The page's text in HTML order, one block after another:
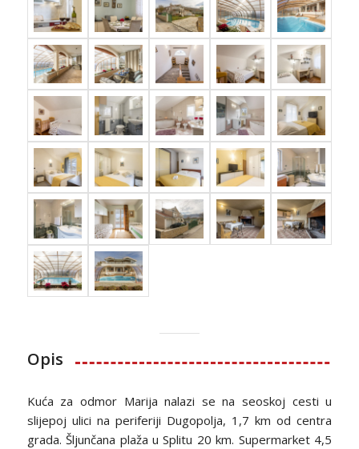
Opis
Kuća za odmor Marija nalazi se na seoskoj cesti u
slijepoj ulici na periferiji Dugopolja, 1,7 km od centra
grada. Šljunčana plaža u Splitu 20 km. Supermarket 4,5